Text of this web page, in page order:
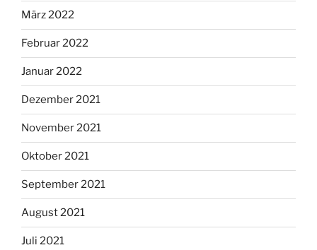
März 2022
Februar 2022
Januar 2022
Dezember 2021
November 2021
Oktober 2021
September 2021
August 2021
Juli 2021